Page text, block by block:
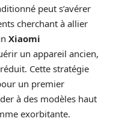
peut s’avérer
cherchant à allier
Xiaomi
un appareil ancien,
Cette stratégie
un premier
à des modèles haut
exorbitante.